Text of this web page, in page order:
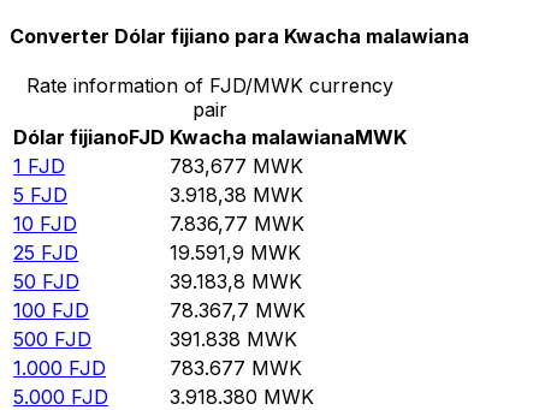
Converter Dólar fijiano para Kwacha malawiana
Rate information of FJD/MWK currency
pair
Dólar fijianoFJD Kwacha malawianaMWK
1 FJD 783,677 MWK
5 FJD 3.918,38 MWK
10 FJD 7.836,77 MWK
25 FJD 19.591,9 MWK
50 FJD 39.183,8 MWK
100 FJD 78.367,7 MWK
500 FJD 391.838 MWK
1.000 FJD 783.677 MWK
5.000 FJD 3.918.380 MWK